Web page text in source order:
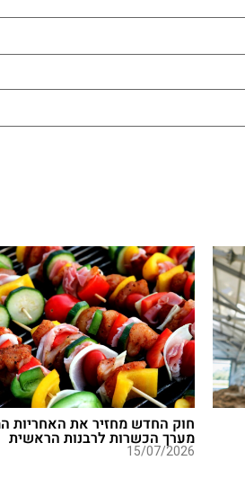
חוק החדש מחזיר את האחריות
מערך הכשרות לרבנות הראשית
15/07/2026